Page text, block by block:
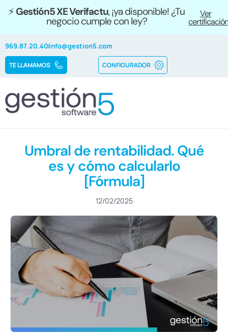
⚡Gestión5 XE Verifactu, ¡ya disponible! ¿Tu
negocio cumple con ley?
Ver
certificación
969.87.20.40info@gestion5.com
TE LLAMAMOS CONFIGURADOR
Umbral de rentabilidad. Qué
es y cómo calcularlo
[Fórmula]
12/02/2025